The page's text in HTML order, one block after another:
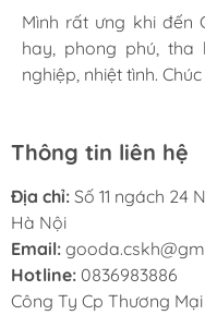
Mình rất ưng khi đến
hay, phong phú, tha
nghiệp, nhiệt tình.
Mình rất ưng khi đến
hay, phong phú, tha
nghiệp, nhiệt tình.
Mình rất ưng khi đến
hay, phong phú, tha
nghiệp, nhiệt tình.
Thông tin liên hệ
Địa chỉ: Số 11 ngách 24
Hà Nội
Email:
Hotline: 0836983886
Công Ty Cp Thương